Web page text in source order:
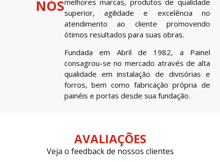
NÓSmelhores marcas, produtos de qualidade
superior, agilidade e excelência no
atendimento ao cliente promovendo
ótimos resultados para suas obras.
Fundada em Abril de 1982, a Painel
consagrou-se no mercado através de alta
qualidade em instalação de divisórias e
forros, bem como fabricação própria de
painéis e portas desde sua fundação.
AVALIAÇÕES
Veja o feedback de nossos clientes